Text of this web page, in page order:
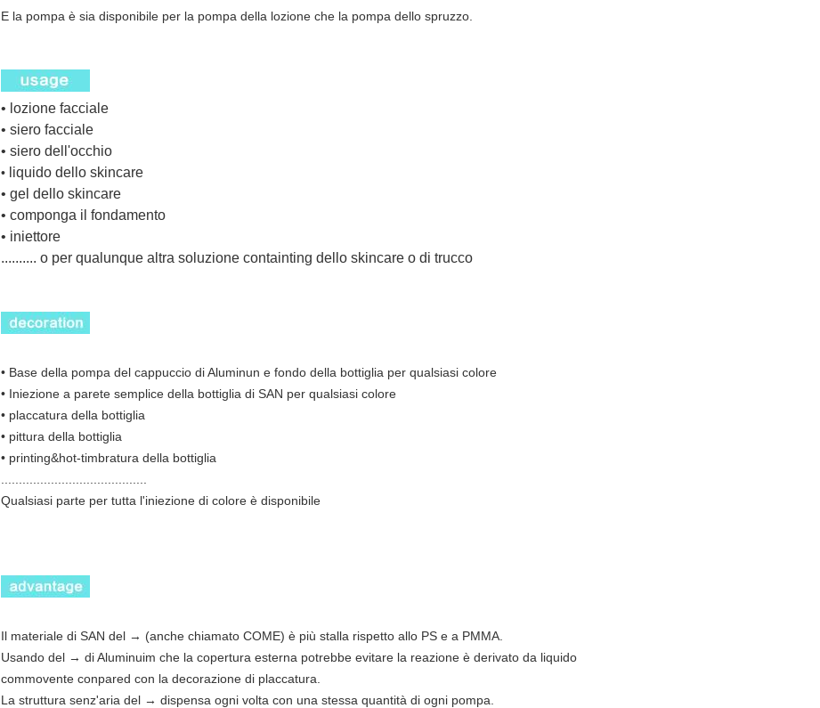
E la pompa è sia disponibile per la pompa della lozione che la pompa dello spruzzo.
• lozione facciale
• siero facciale
• siero dell'occhio
• liquido dello skincare
• gel dello skincare
• componga il fondamento
• iniettore
.......... o per qualunque altra soluzione containting dello skincare o di trucco
• Base della pompa del cappuccio di Aluminun e fondo della bottiglia per qualsiasi colore
• Iniezione a parete semplice della bottiglia di SAN per qualsiasi colore
• placcatura della bottiglia
• pittura della bottiglia
• printing&hot-timbratura della bottiglia
Qualsiasi parte per tutta l'iniezione di colore è disponibile
Il materiale di SAN del → (anche chiamato COME) è più stalla rispetto allo PS e a PMMA.
Usando del → di Aluminuim che la copertura esterna potrebbe evitare la reazione è derivato da liquido
commovente conpared con la decorazione di placcatura.
La struttura senz'aria del → dispensa ogni volta con una stessa quantità di ogni pompa.